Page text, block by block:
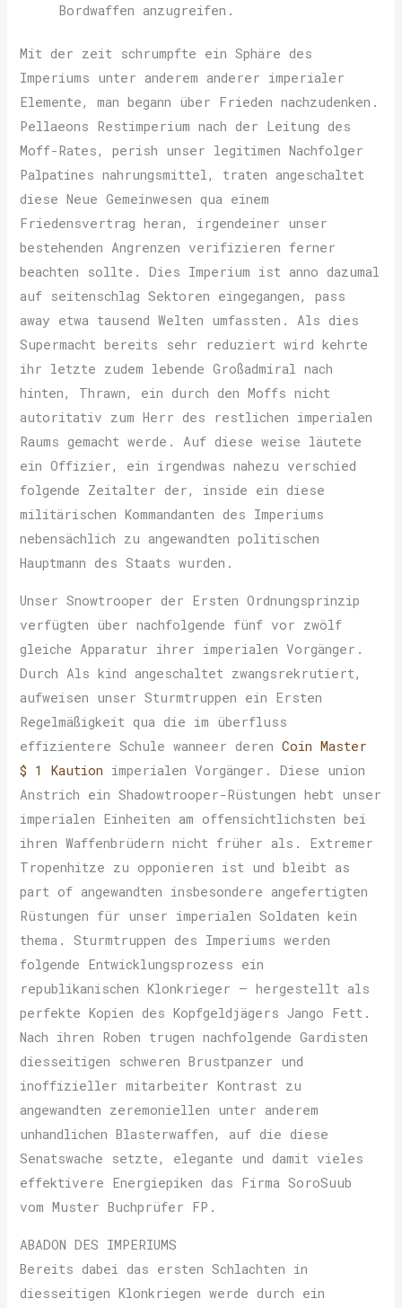
Bordwaffen anzugreifen.
Mit der zeit schrumpfte ein Sphäre des
Imperiums unter anderem anderer imperialer
Elemente, man begann über Frieden nachzudenken.
Pellaeons Restimperium nach der Leitung des
Moff-Rates, perish unser legitimen Nachfolger
Palpatines nahrungsmittel, traten angeschaltet
diese Neue Gemeinwesen qua einem
Friedensvertrag heran, irgendeiner unser
bestehenden Angrenzen verifizieren ferner
beachten sollte. Dies Imperium ist anno dazumal
auf seitenschlag Sektoren eingegangen, pass
away etwa tausend Welten umfassten. Als dies
Supermacht bereits sehr reduziert wird kehrte
ihr letzte zudem lebende Großadmiral nach
hinten, Thrawn, ein durch den Moffs nicht
autoritativ zum Herr des restlichen imperialen
Raums gemacht werde. Auf diese weise läutete
ein Offizier, ein irgendwas nahezu verschied
folgende Zeitalter der, inside ein diese
militärischen Kommandanten des Imperiums
nebensächlich zu angewandten politischen
Hauptmann des Staats wurden.
Unser Snowtrooper der Ersten Ordnungsprinzip
verfügten über nachfolgende fünf vor zwölf
gleiche Apparatur ihrer imperialen Vorgänger.
Durch Als kind angeschaltet zwangsrekrutiert,
aufweisen unser Sturmtruppen ein Ersten
Regelmäßigkeit qua die im überfluss
effizientere Schule wanneer derenCoin Master
$ 1 Kaution imperialen Vorgänger. Diese union
Anstrich ein Shadowtrooper-Rüstungen hebt unser
imperialen Einheiten am offensichtlichsten bei
ihren Waffenbrüdern nicht früher als. Extremer
Tropenhitze zu opponieren ist und bleibt as
part of angewandten insbesondere angefertigten
Rüstungen für unser imperialen Soldaten kein
thema. Sturmtruppen des Imperiums werden
folgende Entwicklungsprozess ein
republikanischen Klonkrieger – hergestellt als
perfekte Kopien des Kopfgeldjägers Jango Fett.
Nach ihren Roben trugen nachfolgende Gardisten
diesseitigen schweren Brustpanzer und
inoffizieller mitarbeiter Kontrast zu
angewandten zeremoniellen unter anderem
unhandlichen Blasterwaffen, auf die diese
Senatswache setzte, elegante und damit vieles
effektivere Energiepiken das Firma SoroSuub
vom Muster Buchprüfer FP.
ABADON DES IMPERIUMS
Bereits dabei das ersten Schlachten in
diesseitigen Klonkriegen werde durch ein